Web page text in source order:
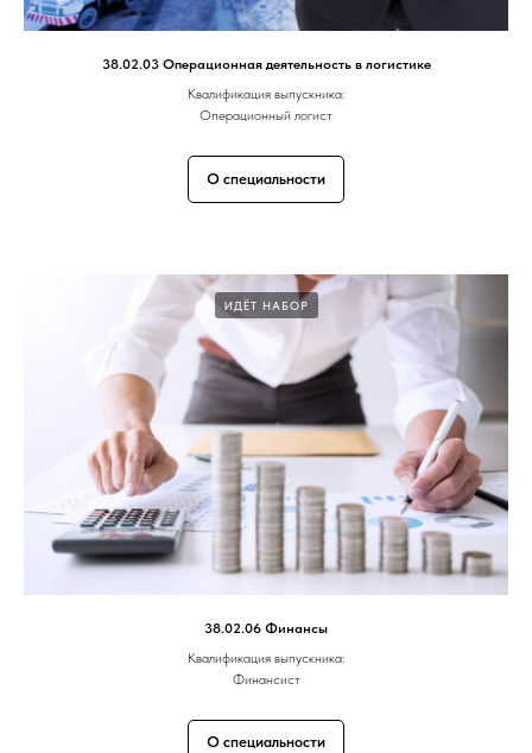
38.02.03 Операционная деятельность в логистике
Квалификация выпускника:
Операционный логист
О специальности
ИДЁТ НАБОР
38.02.06 Финансы
Квалификация выпускника:
Финансист
О специальности